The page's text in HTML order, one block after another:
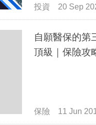
投資 20 Sep
自願醫保的第
頂級｜保險攻
保險 11 Jun